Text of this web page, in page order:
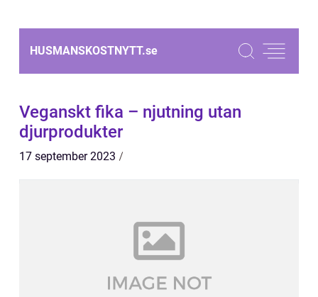
HUSMANSKOSTNYTT.se
Veganskt fika – njutning utan
djurprodukter
17 september 2023